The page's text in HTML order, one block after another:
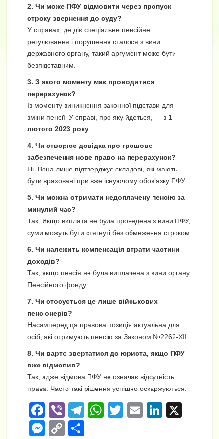
2. Чи може ПФУ відмовити через пропуск
строку звернення до суду?
У справах, де діє спеціальне пенсійне
регулювання і порушення сталося з вини
державного органу, такий аргумент може бути
безпідставним.
3. З якого моменту має проводитися
перерахунок?
Із моменту виникнення законної підстави для
зміни пенсії. У справі, про яку йдеться, — з 1
лютого 2023 року
4. Чи створює довідка про грошове
забезпечення нове право на перерахунок?
Ні. Вона лише підтверджує складові, які мають
бути враховані при вже існуючому обов’язку ПФУ.
5. Чи можна отримати недоплачену пенсію за
минулий час?
Так. Якщо виплата не була проведена з вини ПФУ,
суми можуть бути стягнуті без обмеження строком.
6. Чи належить компенсація втрати частини
доходів?
Так, якщо пенсія не була виплачена з вини органу
Пенсійного фонду.
7. Чи стосується це лише військових
пенсіонерів?
Насамперед ця правова позиція актуальна для
осіб, які отримують пенсію за Законом №2262-XII.
8. Чи варто звертатися до юриста, якщо ПФУ
вже відмовив?
Так, адже відмова ПФУ не означає відсутність
права. Часто такі рішення успішно оскаржуються.
F
a
Vi
b
T
W
T
E
Li
M
C